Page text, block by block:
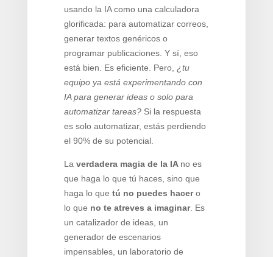
usando la IA como una calculadora
glorificada: para automatizar correos,
generar textos genéricos o
programar publicaciones. Y sí, eso
está bien. Es eficiente. Pero, ¿tu
equipo ya está experimentando con
IA para generar ideas o solo para
automatizar tareas?Si la respuesta
es solo automatizar, estás perdiendo
el 90% de su potencial.
La verdadera magia de la IA no es
que haga lo que tú haces, sino que
haga lo que tú no puedes hacero
lo que no te atreves a imaginar. Es
un catalizador de ideas, un
generador de escenarios
impensables, un laboratorio de